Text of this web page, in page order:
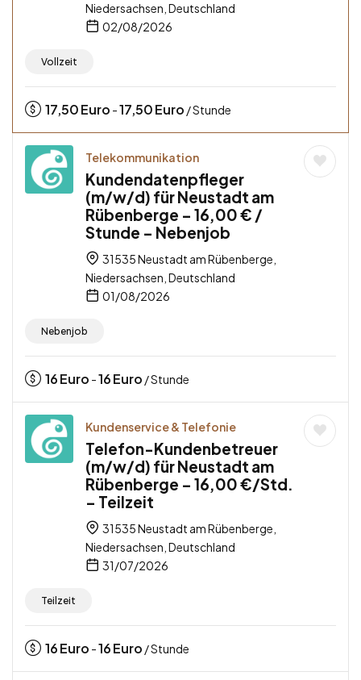
Niedersachsen, Deutschland
02/08/2026
Vollzeit
17,50Euro -17,50Euro / Stunde
Telekommunikation
Kundendatenpfleger
(m/w/d) für Neustadt am
Rübenberge – 16,00 € /
Stunde – Nebenjob
31535 Neustadt am Rübenberge,
Niedersachsen, Deutschland
01/08/2026
Nebenjob
16Euro -16Euro / Stunde
Kundenservice & Telefonie
Telefon-Kundenbetreuer
(m/w/d) für Neustadt am
Rübenberge – 16,00 €/Std.
– Teilzeit
31535 Neustadt am Rübenberge,
Niedersachsen, Deutschland
31/07/2026
Teilzeit
16Euro -16Euro / Stunde